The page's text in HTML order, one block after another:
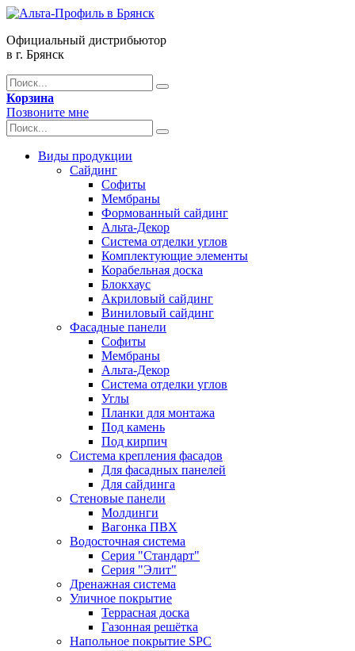
Официальный дистрибьютор
в г. Брянск
Корзина
Позвоните мне
Виды продукции
Сайдинг
Софиты
Мембраны
Формованный сайдинг
Альта-Декор
Система отделки углов
Комплектующие элементы
Корабельная доска
Блокхаус
Акриловый сайдинг
Виниловый сайдинг
Фасадные панели
Софиты
Мембраны
Альта-Декор
Система отделки углов
Углы
Планки для монтажа
Под камень
Под кирпич
Система крепления фасадов
Для фасадных панелей
Для сайдинга
Стеновые панели
Молдинги
Вагонка ПВХ
Водосточная система
Серия "Стандарт"
Серия "Элит"
Дренажная система
Уличное покрытие
Террасная доска
Газонная решётка
Напольное покрытие SPC